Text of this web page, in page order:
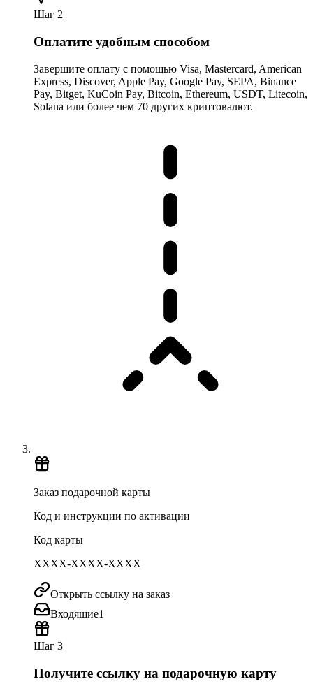
Шаг 2
Оплатите удобным способом
Завершите оплату с помощью Visa, Mastercard, American
Express, Discover, Apple Pay, Google Pay, SEPA, Binance
Pay, Bitget, KuCoin Pay, Bitcoin, Ethereum, USDT, Litecoin,
Solana или более чем 70 других криптовалют.
Заказ подарочной карты
Код и инструкции по активации
Код карты
XXXX-XXXX-XXXX
Открыть ссылку на заказ
Входящие1
Шаг 3
Получите ссылку на подарочную карту